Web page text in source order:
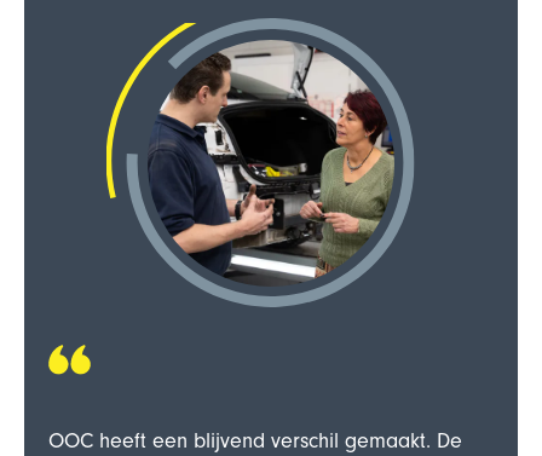
OOC heeft een blijvend verschil gemaakt. De